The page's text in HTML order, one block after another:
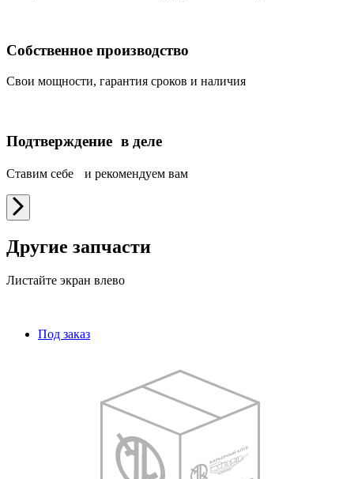
Собственное производство
Свои мощности, гарантия сроков и наличия
Подтверждение в деле
Ставим себе и рекомендуем вам
Другие запчасти
Листайте экран влево
Под заказ